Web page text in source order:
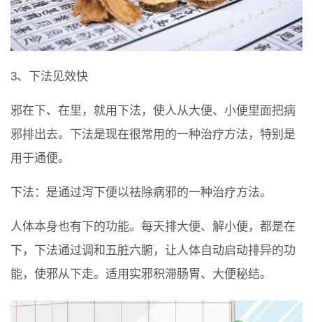
3、下法见效快
邪在下、在里，就用下法，使人从大便、小便里面把病
邪排出去。下法是现在很常用的一种治疗方法，特别是
用于通便。
下法：是通过泻下便以祛除病邪的一种治疗方法。
人体本身也有下的功能。每天排大便、解小便，都是在
下，下法通过调和五脏六腑，让人体自动启动排异的功
能，使邪从下走。适用实邪积滞肠胃、大便秘结。